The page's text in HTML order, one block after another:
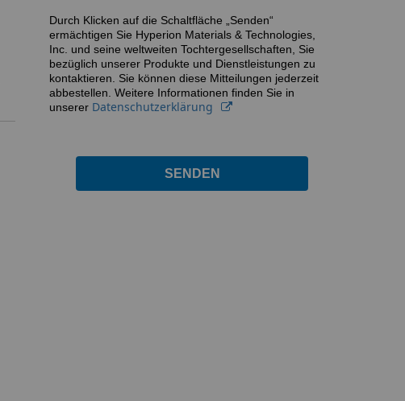
Durch Klicken auf die Schaltfläche „Senden“
ermächtigen Sie Hyperion Materials & Technologies,
Inc. und seine weltweiten Tochtergesellschaften, Sie
bezüglich unserer Produkte und Dienstleistungen zu
kontaktieren. Sie können diese Mitteilungen jederzeit
abbestellen. Weitere Informationen finden Sie in
unserer Datenschutzerklärung
SENDEN